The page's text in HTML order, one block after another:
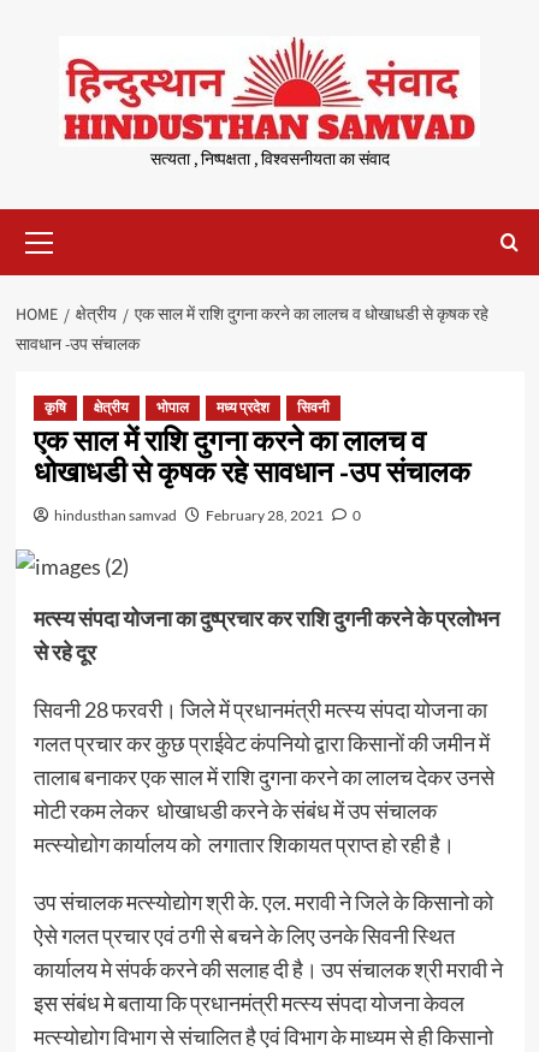
content
सत्यता , निष्पक्षता , विश्वसनीयता का संवाद
Menu
HOME क्षेत्रीय
एक साल में राशि दुगना करने का लालच व धोखाधडी से कृषक रहे
सावधान -उप संचालक
कृषि क्षेत्रीय भोपाल मध्य प्रदेश सिवनी
एक साल में राशि दुगना करने का लालच व
धोखाधडी से कृषक रहे सावधान -उप संचालक
hindusthan samvad February 28, 2021 0
मत्स्य संपदा योजना का दुष्प्रचार कर राशि दुगनी करने के प्रलोभन
से रहे दूर
सिवनी 28 फरवरी। जिले में प्रधानमंत्री मत्स्य संपदा योजना का
गलत प्रचार कर कुछ प्राईवेट कंपनियो द्वारा किसानों की जमीन में
तालाब बनाकर एक साल में राशि दुगना करने का लालच देकर उनसे
मोटी रकम लेकर धोखाधडी करने के संबंध में उप संचालक
मत्स्योद्योग कार्यालय को लगातार शिकायत प्राप्त हो रही है।
उप संचालक मत्स्योद्योग श्री के. एल. मरावी ने जिले के किसानो को
ऐसे गलत प्रचार एवं ठगी से बचने के लिए उनके सिवनी स्थित
कार्यालय मे संपर्क करने की सलाह दी है। उप संचालक श्री मरावी ने
इस संबंध मे बताया कि प्रधानमंत्री मत्स्य संपदा योजना केवल
मत्स्योद्योग विभाग से संचालित है एवं विभाग के माध्यम से ही किसानो